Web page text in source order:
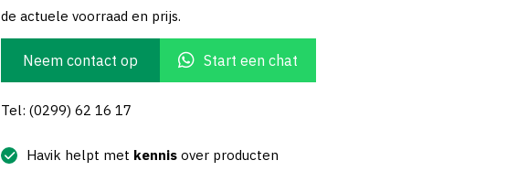
de actuele voorraad en prijs.
Neem contact op Start een chat
Tel: (0299) 62 16 17
Havik helpt met kennis over producten